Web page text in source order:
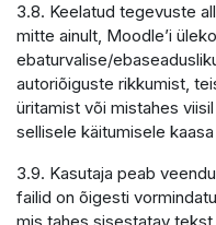
3.8. Keelatud tegevuste
mitte ainult, Moodle’i
ebaturvalise/
autoriõiguste rikkumist,
üritamist või mistahes
sellisele käitumisele
3.9. Kasutaja peab
failid on õigesti